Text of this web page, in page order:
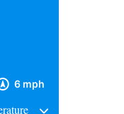
6 mph